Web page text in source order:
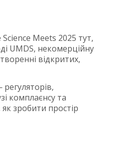
Meets 2025 тут,
UMDS, некомерційну
відкритих,
комплаєнсу та
зробити простір